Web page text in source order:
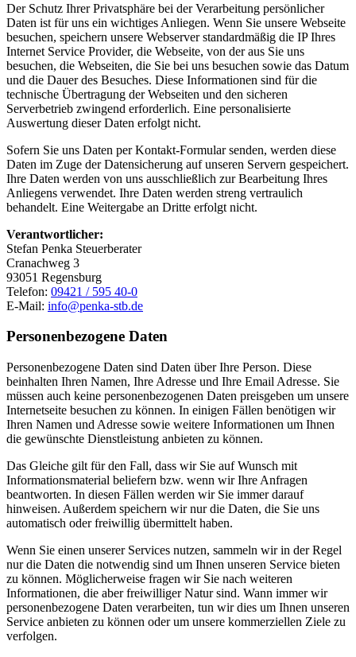
Der Schutz Ihrer Privatsphäre bei der Verarbeitung persönlicher
Daten ist für uns ein wichtiges Anliegen. Wenn Sie unsere Webseite
besuchen, speichern unsere Webserver standardmäßig die IP Ihres
Internet Service Provider, die Webseite, von der aus Sie uns
besuchen, die Webseiten, die Sie bei uns besuchen sowie das Datum
und die Dauer des Besuches. Diese Informationen sind für die
technische Übertragung der Webseiten und den sicheren
Serverbetrieb zwingend erforderlich. Eine personalisierte
Auswertung dieser Daten erfolgt nicht.
Sofern Sie uns Daten per Kontakt-Formular senden, werden diese
Daten im Zuge der Datensicherung auf unseren Servern gespeichert.
Ihre Daten werden von uns ausschließlich zur Bearbeitung Ihres
Anliegens verwendet. Ihre Daten werden streng vertraulich
behandelt. Eine Weitergabe an Dritte erfolgt nicht.
Verantwortlicher:
Stefan Penka Steuerberater
Cranachweg 3
93051 Regensburg
Telefon: 09421 / 595 40-0
E-Mail: info@penka-stb.de
Personenbezogene Daten
Personenbezogene Daten sind Daten über Ihre Person. Diese
beinhalten Ihren Namen, Ihre Adresse und Ihre Email Adresse. Sie
müssen auch keine personenbezogenen Daten preisgeben um unsere
Internetseite besuchen zu können. In einigen Fällen benötigen wir
Ihren Namen und Adresse sowie weitere Informationen um Ihnen
die gewünschte Dienstleistung anbieten zu können.
Das Gleiche gilt für den Fall, dass wir Sie auf Wunsch mit
Informationsmaterial beliefern bzw. wenn wir Ihre Anfragen
beantworten. In diesen Fällen werden wir Sie immer darauf
hinweisen. Außerdem speichern wir nur die Daten, die Sie uns
automatisch oder freiwillig übermittelt haben.
Wenn Sie einen unserer Services nutzen, sammeln wir in der Regel
nur die Daten die notwendig sind um Ihnen unseren Service bieten
zu können. Möglicherweise fragen wir Sie nach weiteren
Informationen, die aber freiwilliger Natur sind. Wann immer wir
personenbezogene Daten verarbeiten, tun wir dies um Ihnen unseren
Service anbieten zu können oder um unsere kommerziellen Ziele zu
verfolgen.